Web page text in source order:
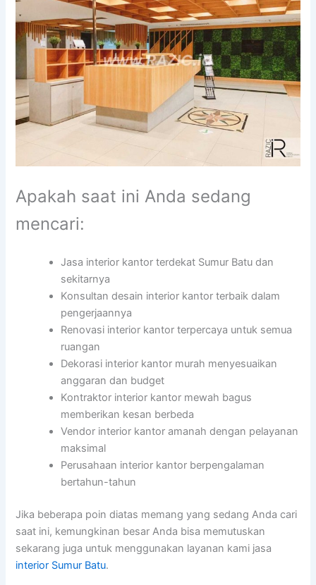
Apakah saat ini Anda sedang
mencari:
Jasa interior kantor terdekat Sumur Batu dan
sekitarnya
Konsultan desain interior kantor terbaik dalam
pengerjaannya
Renovasi interior kantor terpercaya untuk semua
ruangan
Dekorasi interior kantor murah menyesuaikan
anggaran dan budget
Kontraktor interior kantor mewah bagus
memberikan kesan berbeda
Vendor interior kantor amanah dengan pelayanan
maksimal
Perusahaan interior kantor berpengalaman
bertahun-tahun
Jika beberapa poin diatas memang yang sedang Anda cari
saat ini, kemungkinan besar Anda bisa memutuskan
sekarang juga untuk menggunakan layanan kami jasa
interior Sumur Batu.